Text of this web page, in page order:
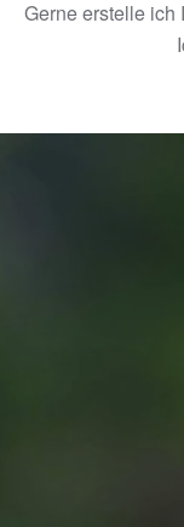
Gerne erstelle ich